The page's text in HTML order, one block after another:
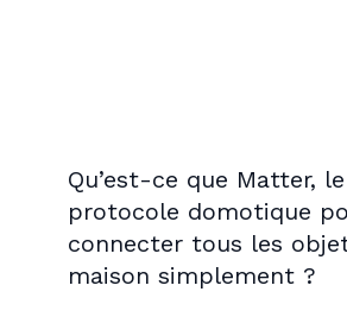
Qu’est-ce que Matter,
protocole domotique
connecter tous les
maison simplement ?